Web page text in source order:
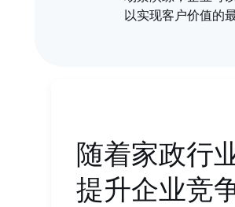
以实现客户价值的
随着家政行
提升企业竞